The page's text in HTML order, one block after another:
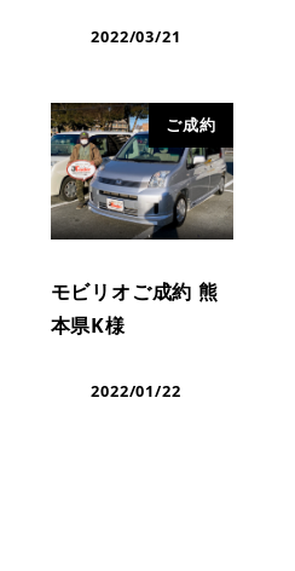
2022/03/21
ご成約
モビリオご成約 熊
本県K様
2022/01/22